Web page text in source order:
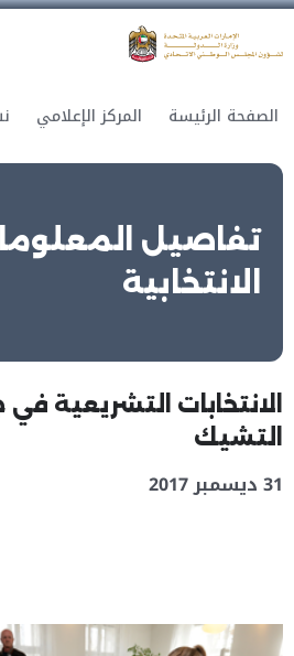
الصفحة الرئيسة المركز الإعلامي
تفاصيل
الانتخابية
الانتخابات التشريعية
التشيك
31 ديسمبر 2017